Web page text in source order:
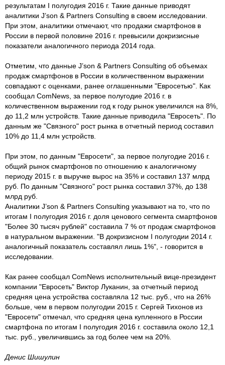
результатам I полугодия 2016 г. Такие данные приводят
аналитики J’son & Partners Consulting в своем исследовании.
При этом, аналитики отмечают, что продажи смартфонов в
России в первой половине 2016 г. превысили докризисные
показатели аналогичного периода 2014 года.
Отметим, что данные J’son & Partners Consulting об объемах
продаж смартфонов в России в количественном выражении
совпадают с оценками, ранее оглашенными "Евросетью". Как
сообщал ComNews, за первое полугодие 2016 г. в
количественном выражении год к году рынок увеличился на 8%,
до 11,2 млн устройств. Такие данные приводила "Евросеть". По
данным же "Связного" рост рынка в отчетный период составил
10% до 11,4 млн устройств.
При этом, по данным "Евросети", за первое полугодие 2016 г.
общий рынок смартфонов по отношению к аналогичному
периоду 2015 г. в выручке вырос на 35% и составил 137 млрд
руб. По данным "Связного" рост рынка составил 37%, до 138
млрд руб.
Аналитики J’son & Partners Consulting указывают на то, что по
итогам I полугодия 2016 г. доля ценового сегмента смартфонов
"Более 30 тысяч рублей" составила 7 % от продаж смартфонов
в натуральном выражении. "В докризисном I полугодии 2014 г.
аналогичный показатель составлял лишь 1%", - говорится в
исследовании.
Как ранее сообщал ComNews исполнительный вице-президент
компании "Евросеть" Виктор Луканин, за отчетный период
средняя цена устройства составляла 12 тыс. руб., что на 26%
больше, чем в первом полугодии 2015 г. Сергей Тихонов из
"Евросети" отмечал, что средняя цена купленного в России
смартфона по итогам I полугодия 2016 г. составила около 12,1
тыс. руб., увеличившись за год более чем на 20%.
Денис Шишулин